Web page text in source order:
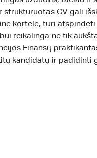
CV gali
kortelė, turi
reikalinga ne tik
Finansų
kandidatų ir padidinti